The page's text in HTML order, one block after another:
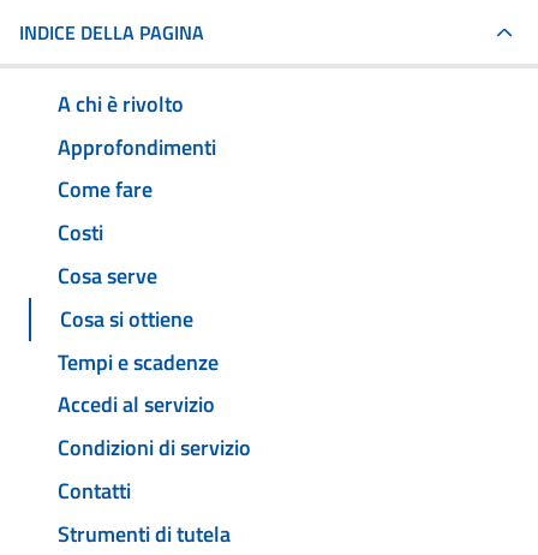
INDICE DELLA PAGINA
A chi è rivolto
Approfondimenti
Come fare
Costi
Cosa serve
Cosa si ottiene
Tempi e scadenze
Accedi al servizio
Condizioni di servizio
Contatti
Strumenti di tutela